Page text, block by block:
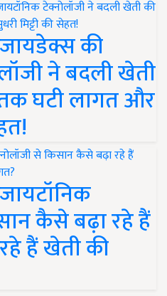
की
ने बदली खेती
घटी लागत और
कैसे बढ़ा रहे हैं
हैं खेती की